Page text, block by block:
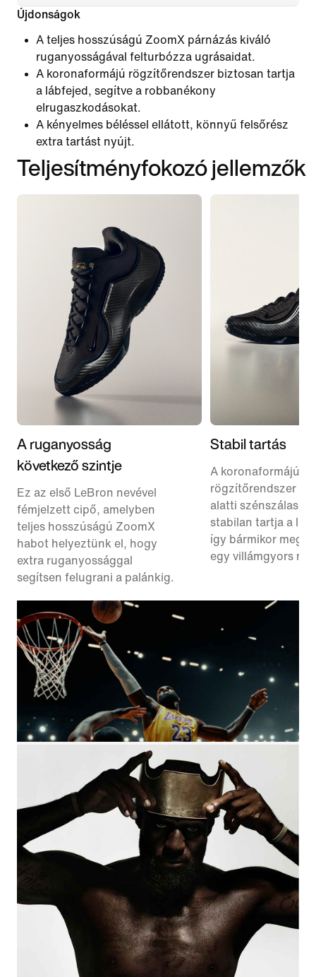
Újdonságok
A teljes hosszúságú ZoomX párnázás kiváló
ruganyosságával felturbózza ugrásaidat.
A koronaformájú rögzítőrendszer biztosan tartja
a lábfejed, segítve a robbanékony
elrugaszkodásokat.
A kényelmes béléssel ellátott, könnyű felsőrész
extra tartást nyújt.
Teljesítményfokozó jellemzők
A ruganyosság
következő szintje
Ez az első LeBron nevével
fémjelzett cipő, amelyben
teljes hosszúságú ZoomX
habot helyeztünk el, hogy
extra ruganyossággal
segítsen felugrani a palánkig.
Stabil tartás
A koronaformájú
rögzítőrendszer és
alatti szénszálas
stabilan tartja a
így bármikor
egy villámgyors